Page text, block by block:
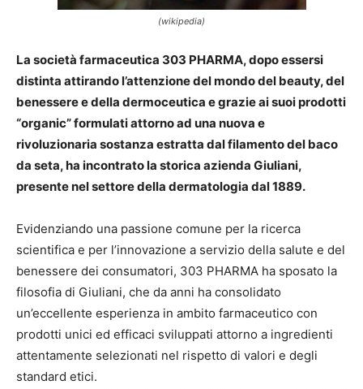
(wikipedia)
La società farmaceutica 303 PHARMA, dopo essersi
distinta attirando l’attenzione del mondo del beauty, del
benessere e della dermoceutica e grazie ai suoi prodotti
“organic” formulati attorno ad una nuova e
rivoluzionaria sostanza estratta dal filamento del baco
da seta, ha incontrato la storica azienda Giuliani,
presente nel settore della dermatologia dal 1889.
Evidenziando una passione comune per la ricerca
scientifica e per l’innovazione a servizio della salute e del
benessere dei consumatori, 303 PHARMA ha sposato la
filosofia di Giuliani, che da anni ha consolidato
un’eccellente esperienza in ambito farmaceutico con
prodotti unici ed efficaci sviluppati attorno a ingredienti
attentamente selezionati nel rispetto di valori e degli
standard etici.